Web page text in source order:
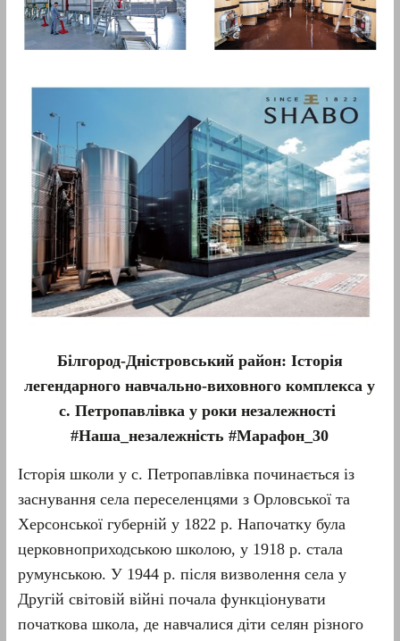
Білгород-Дністровськийрайон: Історія
легендарногонавчально-виховного комплекса у
с. Петропавлівка у роки незалежності
#Наша_незалежність #Марафон_30
Історія школи у с. Петропавлівка починається із
заснування села переселенцями з Орловської та
Херсонської губерній у 1822 р. Напочатку була
церковноприходською школою, у 1918 р. стала
румунською. У 1944 р. після визволення села у
Другій світовій війні почала функціонувати
початкова школа, де навчалися діти селян різного